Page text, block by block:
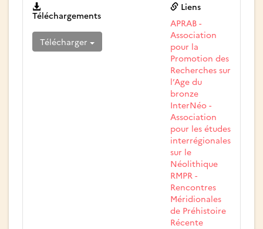
Téléchargements
Télécharger
Liens
APRAB -
Association
pour la
Promotion des
Recherches sur
l’Age du
bronze
InterNéo -
Association
pour les études
interrégionales
sur le
Néolithique
RMPR -
Rencontres
Méridionales
de Préhistoire
Récente